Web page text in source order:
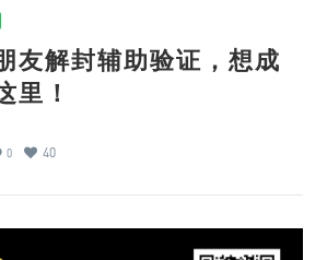
友解封辅助验证，想成
里！
0 40